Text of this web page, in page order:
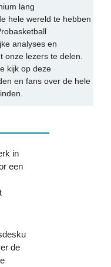
lang
hele wereld te hebben
analyses en
onze lezers te delen.
kijk op deze
en fans over de hele
in
een
de